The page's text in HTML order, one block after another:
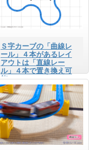
Ｓ字カーブの「曲線レ
ール」４本があるレイ
アウトは「直線レー
ル」４本で置き換え可
能